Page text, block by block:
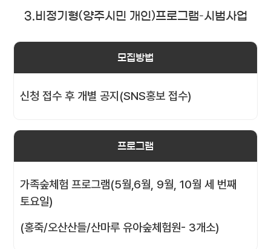
3.비정기형(양주시민 개인)프로그램–시범사업
모집방법
신청 접수 후 개별 공지(SNS홍보 접수)
프로그램
가족숲체험 프로그램(5월,6월, 9월, 10월 세 번째
토요일)
(홍죽/오산산들/산마루 유아숲체험원- 3개소)